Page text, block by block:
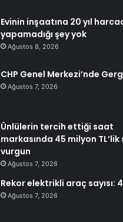
Evinin inşaatına 20 yıl
yapamadığı şey yok
Ağustos 8, 2026
CHP Genel Merkezi’nde
Ağustos 7, 2026
Ünlülerin tercih ettiği saat
markasında 45 milyon TL’lik
vurgun
Ağustos 7, 2026
Rekor elektrikli araç sayısı:
Ağustos 7, 2026